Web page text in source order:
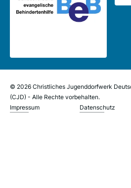
© 2026 Christliches Jugenddorfwerk
(CJD) - Alle Rechte vorbehalten.
Impressum
Datenschutz